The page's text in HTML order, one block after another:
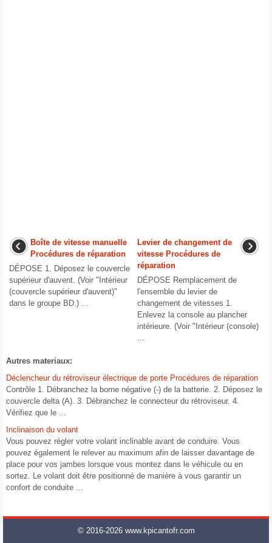
Boîte de vitesse manuelle
Procédures de réparation
DÉPOSE 1. Déposez le couvercle
supérieur d'auvent. (Voir "Intérieur
(couvercle supérieur d'auvent)"
dans le groupe BD.) ...
Levier de changement de
vitesse Procédures de
réparation
DÉPOSE Remplacement de
l'ensemble du levier de
changement de vitesses 1.
Enlevez la console au plancher
intérieure. (Voir "Intérieur (console)
Autres materiaux:
Déclencheur du rétroviseur électrique de porte Procédures de réparation
Contrôle 1. Débranchez la borne négative (-) de la batterie. 2. Déposez le
couvercle delta (A). 3. Débranchez le connecteur du rétroviseur. 4.
Vérifiez que le ...
Inclinaison du volant
Vous pouvez régler votre volant inclinable avant de conduire. Vous
pouvez également le relever au maximum afin de laisser davantage de
place pour vos jambes lorsque vous montez dans le véhicule ou en
sortez. Le volant doit être positionné de manière à vous garantir un
confort de conduite ...
© 2016-2026 www.kpicantofr.com